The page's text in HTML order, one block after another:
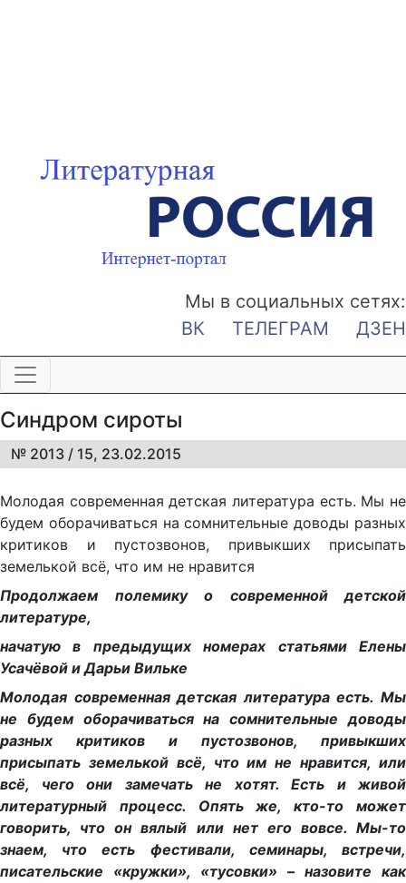
Мы в социальных сетях:
ВК
ТЕЛЕГРАМ ДЗЕН
Синдром сироты
№ 2013 / 15, 23.02.2015
Молодая современная детская литература есть. Мы не
будем оборачиваться на сомнительные доводы разных
критиков и пустозвонов, привыкших присыпать
земелькой всё, что им не нравится
Продолжаем полемику о современной детской
литературе,
начатую в предыдущих номерах статьями Елены
Усачёвой и Дарьи Вильке
Молодая современная детская литература есть. Мы
не будем оборачиваться на сомнительные доводы
разных критиков и пустозвонов, привыкших
присыпать земелькой всё, что им не нравится, или
всё, чего они замечать не хотят. Есть и живой
литературный процесс. Опять же, кто-то может
говорить, что он вялый или нет его вовсе. Мы-то
знаем, что есть фестивали, семинары, встречи,
писательские «кружки», «тусовки» – назовите как